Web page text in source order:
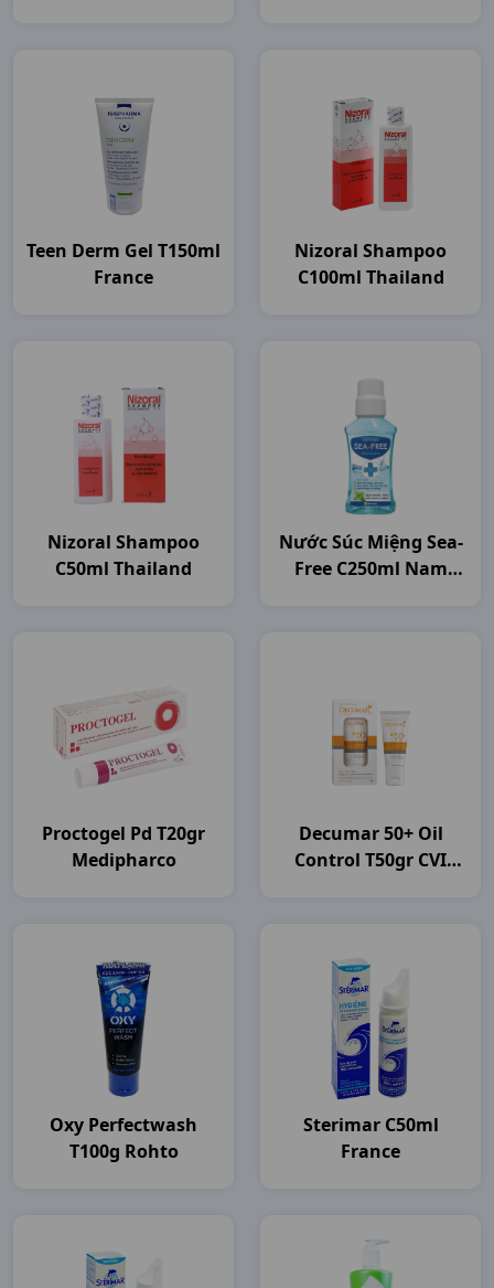
Teen Derm Gel T150ml
France
Nizoral Shampoo
C100ml Thailand
Nizoral Shampoo
C50ml Thailand
Nước Súc Miệng Sea-
Free C250ml Nam
Proctogel Pd T20gr
Medipharco
Decumar 50+ Oil
Control T50gr CVI
Oxy Perfectwash
T100g Rohto
Sterimar C50ml
France